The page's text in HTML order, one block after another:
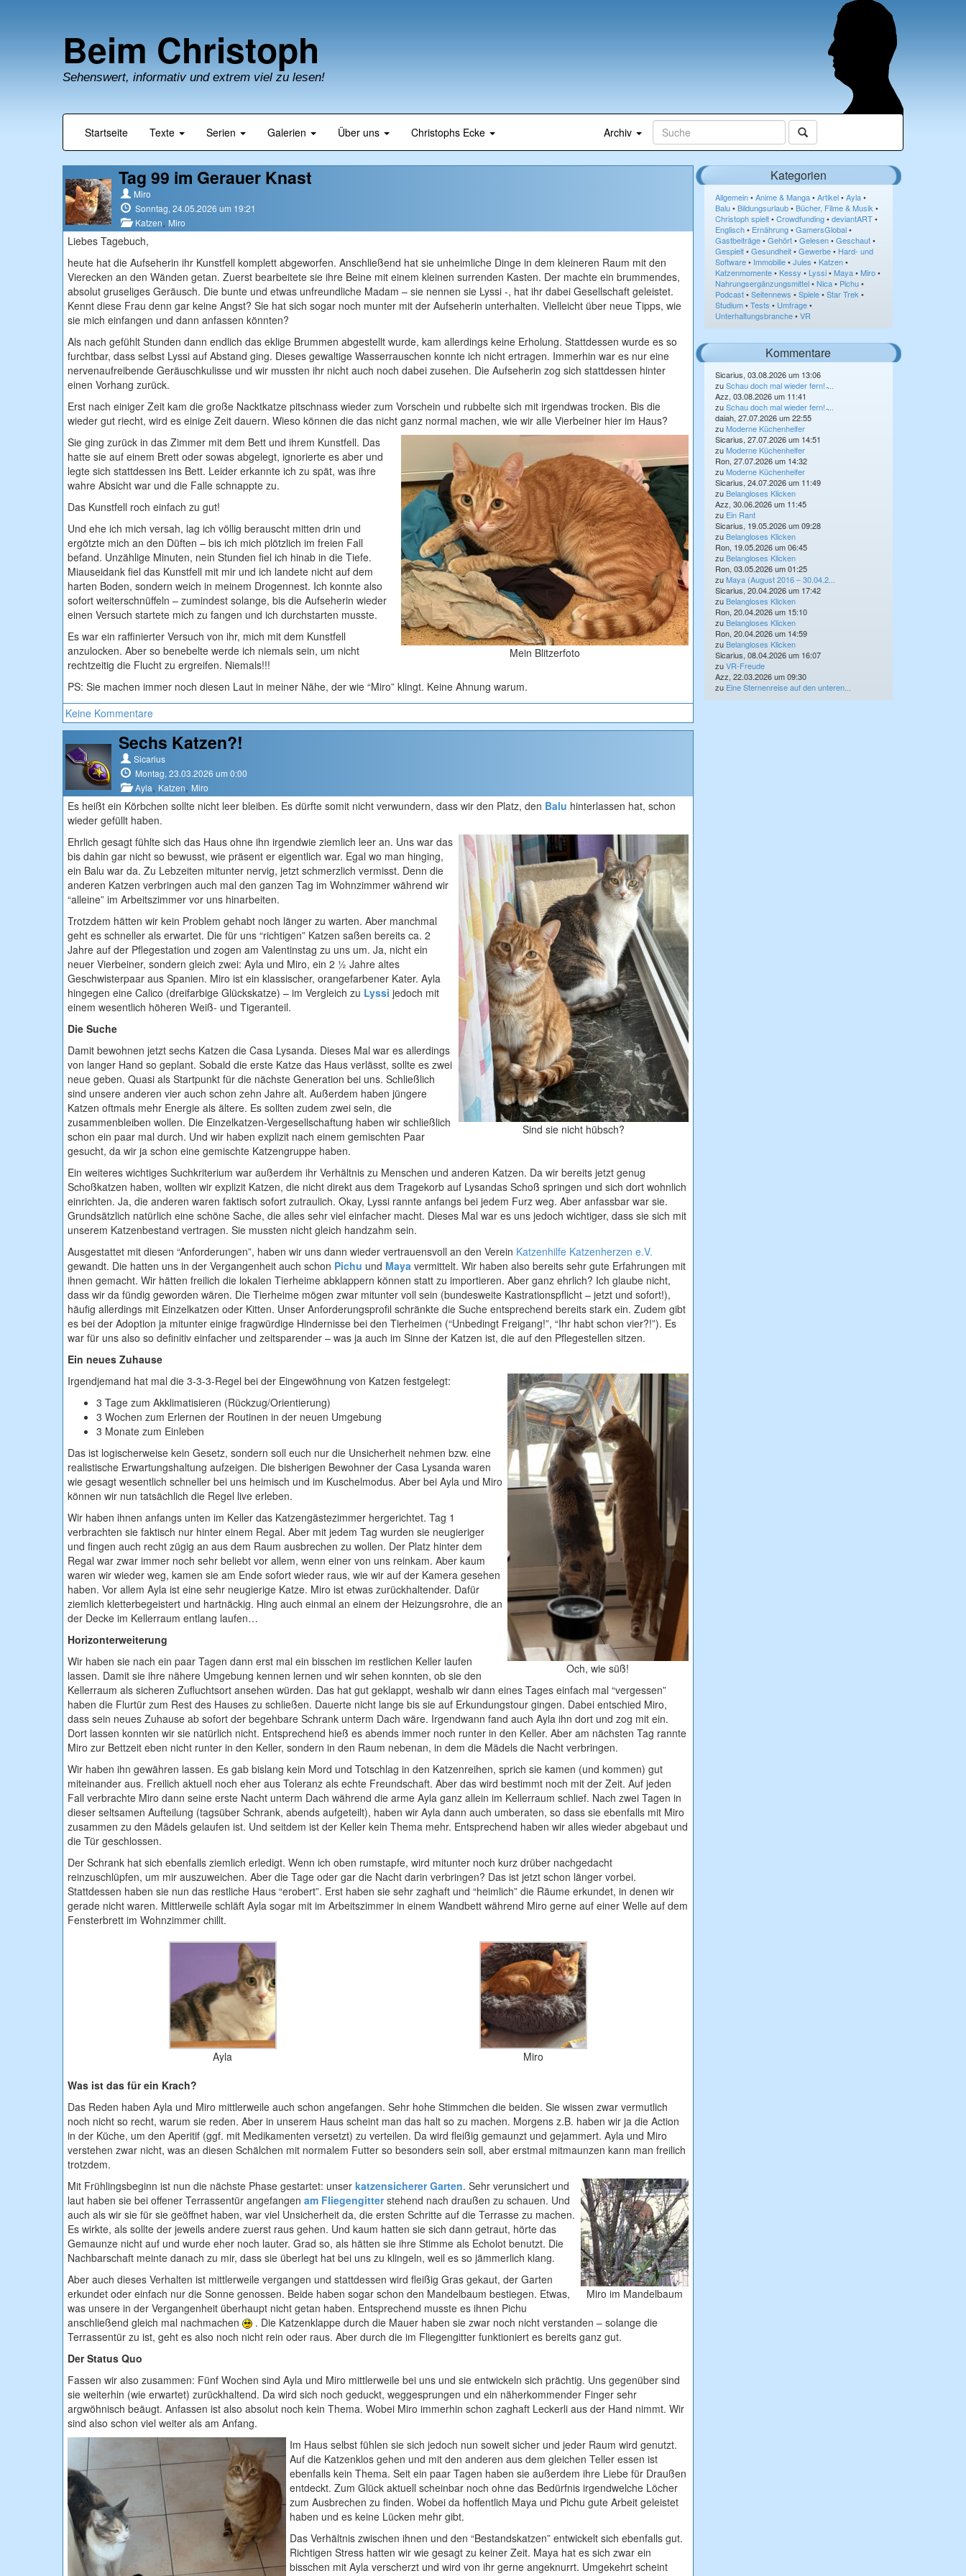
Beim Christoph
Sehenswert, informativ und extrem viel zu lesen!
Startseite Texte Serien Galerien Über uns Christophs Ecke Archiv
Tag 99 im Gerauer Knast
Miro
Sonntag, 24.05.2026 um 19:21
Katzen, Miro
Liebes Tagebuch,
heute hat die Aufseherin ihr Kunstfell komplett abgeworfen. Anschließend hat sie unheimliche Dinge in dem kleineren Raum mit den
Vierecken an den Wänden getan. Zuerst bearbeitete sie ihre Beine mit einem kleinen surrenden Kasten. Der machte ein brummendes,
absolut gruseliges Geräusch. Die bunte und etwas unfreundliche Madam – sie nennen sie Lyssi -, hat ihr dabei Gesellschaft geleistet.
Kennt diese Frau denn gar keine Angst? Sie hat sich sogar noch munter mit der Aufseherin unterhalten. Vielleicht über neue Tipps, wie
sie mich einfangen und dann anfassen könnten?
Als nach gefühlt Stunden dann endlich das eklige Brummen abgestellt wurde, kam allerdings keine Erholung. Stattdessen wurde es so
furchtbar, dass selbst Lyssi auf Abstand ging. Dieses gewaltige Wasserrauschen konnte ich nicht ertragen. Immerhin war es nur eine
nervenaufreibende Geräuschkulisse und wir mussten ihr nicht auch noch dabei zusehen. Die Aufseherin zog sich stattdessen hinter
einen Vorhang zurück.
Erst nach einiger Zeit kam die große Nacktkatze pitschnass wieder zum Vorschein und rubbelte sich mit irgendwas trocken. Bis die
wieder gut riecht, wird es einige Zeit dauern. Wieso können die das nicht ganz normal machen, wie wir alle Vierbeiner hier im Haus?
Mein Blitzerfoto
Sie ging zurück in das Zimmer mit dem Bett und ihrem Kunstfell. Das
hatte sie auf einem Brett oder sowas abgelegt, ignorierte es aber und
legte sich stattdessen ins Bett. Leider erkannte ich zu spät, was ihre
wahre Absicht war und die Falle schnappte zu.
Das Kunstfell roch einfach zu gut!
Und ehe ich mich versah, lag ich völlig berauscht mitten drin und
ergötzte mich an den Düften – bis ich mich plötzlich im freien Fall
befand. Unzählige Minuten, nein Stunden fiel ich hinab in die Tiefe.
Miauseidank fiel das Kunstfell mit mir und ich landete nicht auf dem
harten Boden, sondern weich in meinem Drogennest. Ich konnte also
sofort weiterschnüffeln – zumindest solange, bis die Aufseherin wieder
einen Versuch startete mich zu fangen und ich durchstarten musste.
Es war ein raffinierter Versuch von ihr, mich mit dem Kunstfell
anzulocken. Aber so benebelte werde ich niemals sein, um nicht
rechtzeitig die Flucht zu ergreifen. Niemals!!!
PS: Sie machen immer noch diesen Laut in meiner Nähe, der wie “Miro” klingt. Keine Ahnung warum.
Keine Kommentare
Sechs Katzen?!
Sicarius
Montag, 23.03.2026 um 0:00
Ayla, Katzen, Miro
Es heißt ein Körbchen sollte nicht leer bleiben. Es dürfte somit nicht verwundern, dass wir den Platz, den Balu hinterlassen hat, schon
wieder gefüllt haben.
Sind sie nicht hübsch?
Ehrlich gesagt fühlte sich das Haus ohne ihn irgendwie ziemlich leer an. Uns war das
bis dahin gar nicht so bewusst, wie präsent er eigentlich war. Egal wo man hinging,
ein Balu war da. Zu Lebzeiten mitunter nervig, jetzt schmerzlich vermisst. Denn die
anderen Katzen verbringen auch mal den ganzen Tag im Wohnzimmer während wir
“alleine” im Arbeitszimmer vor uns hinarbeiten.
Trotzdem hätten wir kein Problem gehabt noch länger zu warten. Aber manchmal
geht es schneller als erwartet. Die für uns “richtigen” Katzen saßen bereits ca. 2
Jahre auf der Pflegestation und zogen am Valentinstag zu uns um. Ja, nicht ein
neuer Vierbeiner, sondern gleich zwei: Ayla und Miro, ein 2 ½ Jahre altes
Geschwisterpaar aus Spanien. Miro ist ein klassischer, orangefarbener Kater. Ayla
hingegen eine Calico (dreifarbige Glückskatze) – im Vergleich zu Lyssi jedoch mit
einem wesentlich höheren Weiß- und Tigeranteil.
Die Suche
Damit bewohnen jetzt sechs Katzen die Casa Lysanda. Dieses Mal war es allerdings
von langer Hand so geplant. Sobald die erste Katze das Haus verlässt, sollte es zwei
neue geben. Quasi als Startpunkt für die nächste Generation bei uns. Schließlich
sind unsere anderen vier auch schon zehn Jahre alt. Außerdem haben jüngere
Katzen oftmals mehr Energie als ältere. Es sollten zudem zwei sein, die
zusammenbleiben wollen. Die Einzelkatzen-Vergesellschaftung haben wir schließlich
schon ein paar mal durch. Und wir haben explizit nach einem gemischten Paar
gesucht, da wir ja schon eine gemischte Katzengruppe haben.
Ein weiteres wichtiges Suchkriterium war außerdem ihr Verhältnis zu Menschen und anderen Katzen. Da wir bereits jetzt genug
Schoßkatzen haben, wollten wir explizit Katzen, die nicht direkt aus dem Tragekorb auf Lysandas Schoß springen und sich dort wohnlich
einrichten. Ja, die anderen waren faktisch sofort zutraulich. Okay, Lyssi rannte anfangs bei jedem Furz weg. Aber anfassbar war sie.
Grundsätzlich natürlich eine schöne Sache, die alles sehr viel einfacher macht. Dieses Mal war es uns jedoch wichtiger, dass sie sich mit
unserem Katzenbestand vertragen. Sie mussten nicht gleich handzahm sein.
Ausgestattet mit diesen “Anforderungen”, haben wir uns dann wieder vertrauensvoll an den Verein Katzenhilfe Katzenherzen e.V.
gewandt. Die hatten uns in der Vergangenheit auch schon Pichu und Maya vermittelt. Wir haben also bereits sehr gute Erfahrungen mit
ihnen gemacht. Wir hätten freilich die lokalen Tierheime abklappern können statt zu importieren. Aber ganz ehrlich? Ich glaube nicht,
dass wir da fündig geworden wären. Die Tierheime mögen zwar mitunter voll sein (bundesweite Kastrationspflicht – jetzt und sofort!),
häufig allerdings mit Einzelkatzen oder Kitten. Unser Anforderungsprofil schränkte die Suche entsprechend bereits stark ein. Zudem gibt
es bei der Adoption ja mitunter einige fragwürdige Hindernisse bei den Tierheimen (“Unbedingt Freigang!”, “Ihr habt schon vier?!”). Es
war für uns also so definitiv einfacher und zeitsparender – was ja auch im Sinne der Katzen ist, die auf den Pflegestellen sitzen.
Ein neues Zuhause
Och, wie süß!
Irgendjemand hat mal die 3-3-3-Regel bei der Eingewöhnung von Katzen festgelegt:
3 Tage zum Akklimatisieren (Rückzug/Orientierung)
3 Wochen zum Erlernen der Routinen in der neuen Umgebung
3 Monate zum Einleben
Das ist logischerweise kein Gesetz, sondern soll euch nur die Unsicherheit nehmen bzw. eine
realistische Erwartungshaltung aufzeigen. Die bisherigen Bewohner der Casa Lysanda waren
wie gesagt wesentlich schneller bei uns heimisch und im Kuschelmodus. Aber bei Ayla und Miro
können wir nun tatsächlich die Regel live erleben.
Wir haben ihnen anfangs unten im Keller das Katzengästezimmer hergerichtet. Tag 1
verbrachten sie faktisch nur hinter einem Regal. Aber mit jedem Tag wurden sie neugieriger
und fingen auch recht zügig an aus dem Raum ausbrechen zu wollen. Der Platz hinter dem
Regal war zwar immer noch sehr beliebt vor allem, wenn einer von uns reinkam. Aber kaum
waren wir wieder weg, kamen sie am Ende sofort wieder raus, wie wir auf der Kamera gesehen
haben. Vor allem Ayla ist eine sehr neugierige Katze. Miro ist etwas zurückhaltender. Dafür
ziemlich kletterbegeistert und hartnäckig. Hing auch einmal an einem der Heizungsrohre, die an
der Decke im Kellerraum entlang laufen…
Horizonterweiterung
Wir haben sie nach ein paar Tagen dann erst mal ein bisschen im restlichen Keller laufen
lassen. Damit sie ihre nähere Umgebung kennen lernen und wir sehen konnten, ob sie den
Kellerraum als sicheren Zufluchtsort ansehen würden. Das hat gut geklappt, weshalb wir dann eines Tages einfach mal “vergessen”
haben die Flurtür zum Rest des Hauses zu schließen. Dauerte nicht lange bis sie auf Erkundungstour gingen. Dabei entschied Miro,
dass sein neues Zuhause ab sofort der begehbare Schrank unterm Dach wäre. Irgendwann fand auch Ayla ihn dort und zog mit ein.
Dort lassen konnten wir sie natürlich nicht. Entsprechend hieß es abends immer noch runter in den Keller. Aber am nächsten Tag rannte
Miro zur Bettzeit eben nicht runter in den Keller, sondern in den Raum nebenan, in dem die Mädels die Nacht verbringen.
Wir haben ihn gewähren lassen. Es gab bislang kein Mord und Totschlag in den Katzenreihen, sprich sie kamen (und kommen) gut
miteinander aus. Freilich aktuell noch eher aus Toleranz als echte Freundschaft. Aber das wird bestimmt noch mit der Zeit. Auf jeden
Fall verbrachte Miro dann seine erste Nacht unterm Dach während die arme Ayla ganz allein im Kellerraum schlief. Nach zwei Tagen in
dieser seltsamen Aufteilung (tagsüber Schrank, abends aufgeteilt), haben wir Ayla dann auch umberaten, so dass sie ebenfalls mit Miro
zusammen zu den Mädels gelaufen ist. Und seitdem ist der Keller kein Thema mehr. Entsprechend haben wir alles wieder abgebaut und
die Tür geschlossen.
Der Schrank hat sich ebenfalls ziemlich erledigt. Wenn ich oben rumstapfe, wird mitunter noch kurz drüber nachgedacht
reinzuschlüpfen, um mir auszuweichen. Aber die Tage oder gar die Nacht darin verbringen? Das ist jetzt schon länger vorbei.
Stattdessen haben sie nun das restliche Haus “erobert”. Erst haben sie sehr zaghaft und “heimlich” die Räume erkundet, in denen wir
gerade nicht waren. Mittlerweile schläft Ayla sogar mit im Arbeitszimmer in einem Wandbett während Miro gerne auf einer Welle auf dem
Fensterbrett im Wohnzimmer chillt.
Ayla
Miro
Was ist das für ein Krach?
Das Reden haben Ayla und Miro mittlerweile auch schon angefangen. Sehr hohe Stimmchen die beiden. Sie wissen zwar vermutlich
noch nicht so recht, warum sie reden. Aber in unserem Haus scheint man das halt so zu machen. Morgens z.B. haben wir ja die Action
in der Küche, um den Aperitif (ggf. mit Medikamenten versetzt) zu verteilen. Da wird fleißig gemaunzt und gejammert. Ayla und Miro
verstehen zwar nicht, was an diesen Schälchen mit normalem Futter so besonders sein soll, aber erstmal mitmaunzen kann man freilich
trotzdem.
Miro im Mandelbaum
Mit Frühlingsbeginn ist nun die nächste Phase gestartet: unser katzensicherer Garten. Sehr verunsichert und
laut haben sie bei offener Terrassentür angefangen am Fliegengitterstehend nach draußen zu schauen. Und
auch als wir sie für sie geöffnet haben, war viel Unsicherheit da, die ersten Schritte auf die Terrasse zu machen.
Es wirkte, als sollte der jeweils andere zuerst raus gehen. Und kaum hatten sie sich dann getraut, hörte das
Gemaunze nicht auf und wurde eher noch lauter. Grad so, als hätten sie ihre Stimme als Echolot benutzt. Die
Nachbarschaft meinte danach zu mir, dass sie überlegt hat bei uns zu klingeln, weil es so jämmerlich klang.
Aber auch dieses Verhalten ist mittlerweile vergangen und stattdessen wird fleißig Gras gekaut, der Garten
erkundet oder einfach nur die Sonne genossen. Beide haben sogar schon den Mandelbaum bestiegen. Etwas,
was unsere in der Vergangenheit überhaupt nicht getan haben. Entsprechend musste es ihnen Pichu
anschließend gleich mal nachmachen
. Die Katzenklappe durch die Mauer haben sie zwar noch nicht verstanden – solange die
Terrassentür zu ist, geht es also noch nicht rein oder raus. Aber durch die im Fliegengitter funktioniert es bereits ganz gut.
Der Status Quo
Fassen wir also zusammen: Fünf Wochen sind Ayla und Miro mittlerweile bei uns und sie entwickeln sich prächtig. Uns gegenüber sind
sie weiterhin (wie erwartet) zurückhaltend. Da wird sich noch geduckt, weggesprungen und ein näherkommender Finger sehr
argwöhnisch beäugt. Anfassen ist also absolut noch kein Thema. Wobei Miro immerhin schon zaghaft Leckerli aus der Hand nimmt. Wir
sind also schon viel weiter als am Anfang.
Im Haus selbst fühlen sie sich jedoch nun soweit sicher und jeder Raum wird genutzt.
Auf die Katzenklos gehen und mit den anderen aus dem gleichen Teller essen ist
ebenfalls kein Thema. Seit ein paar Tagen haben sie außerdem ihre Liebe für Draußen
entdeckt. Zum Glück aktuell scheinbar noch ohne das Bedürfnis irgendwelche Löcher
zum Ausbrechen zu finden. Wobei da hoffentlich Maya und Pichu gute Arbeit geleistet
haben und es keine Lücken mehr gibt.
Das Verhältnis zwischen ihnen und den “Bestandskatzen” entwickelt sich ebenfalls gut.
Richtigen Stress hatten wir wie gesagt zu keiner Zeit. Maya hat es sich zwar ein
bisschen mit Ayla verscherzt und wird von ihr gerne angeknurrt. Umgekehrt scheint
Kategorien
Allgemein • Anime & Manga • Artikel • Ayla •
Balu • Bildungsurlaub • Bücher, Filme & Musik •
Christoph spielt • Crowdfunding • deviantART •
Englisch • Ernährung • GamersGlobal •
Gastbeiträge • Gehört • Gelesen • Geschaut •
Gespielt • Gesundheit • Gewerbe • Hard- und
Software • Immobilie • Jules • Katzen •
Katzenmomente • Kessy • Lyssi • Maya • Miro •
Nahrungsergänzungsmittel • Nica • Pichu •
Podcast • Seitennews • Spiele • Star Trek •
Studium • Tests • Umfrage •
Unterhaltungsbranche • VR
Kommentare
Sicarius, 03.08.2026 um 13:06
zuSchau doch mal wieder fern! ̵...
Azz, 03.08.2026 um 11:41
zuSchau doch mal wieder fern! ̵...
daiah, 27.07.2026 um 22:55
zuModerne Küchenhelfer
Sicarius, 27.07.2026 um 14:51
zuModerne Küchenhelfer
Ron, 27.07.2026 um 14:32
zuModerne Küchenhelfer
Sicarius, 24.07.2026 um 11:49
zu Belangloses Klicken
Azz, 30.06.2026 um 11:45
zu Ein Rant
Sicarius, 19.05.2026 um 09:28
zu Belangloses Klicken
Ron, 19.05.2026 um 06:45
zu Belangloses Klicken
Ron, 03.05.2026 um 01:25
zuMaya (August 2016 – 30.04.2...
Sicarius, 20.04.2026 um 17:42
zu Belangloses Klicken
Ron, 20.04.2026 um 15:10
zu Belangloses Klicken
Ron, 20.04.2026 um 14:59
zu Belangloses Klicken
Sicarius, 08.04.2026 um 16:07
zuVR-Freude
Azz, 22.03.2026 um 09:30
zu Eine Sternenreise auf den unteren...